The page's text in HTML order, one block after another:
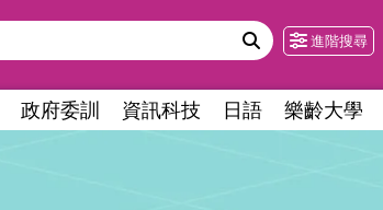
進階搜尋
政府委訓 資訊科技 日語 樂齡大學